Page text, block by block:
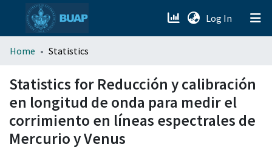
Log In (current)
menu.section.about_menu
All of DSpace
Home Statistics
Statistics for Reducción y calibración
en longitud de onda para medir el
corrimiento en líneas espectrales de
Mercurio y Venus